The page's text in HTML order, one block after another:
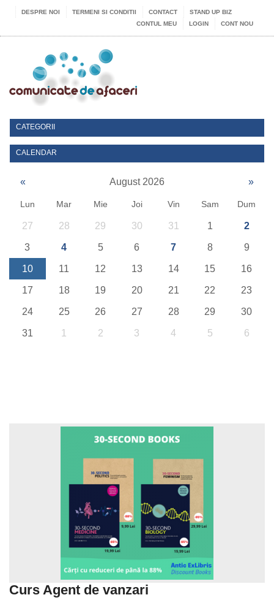
DESPRE NOI TERMENI SI CONDITII CONTACT
STAND UP BIZ
CONTUL MEU
LOGIN CONT NOU
CATEGORII
CALENDAR
« August 2026 »
Lun Mar Mie Joi Vin Sam Dum
27 28 29 30 31 1 2
3 4 5 6 7 8 9
10 11 12 13 14 15 16
17 18 19 20 21 22 23
24 25 26 27 28 29 30
31 1 2 3 4 5 6
Curs Agent de vanzari